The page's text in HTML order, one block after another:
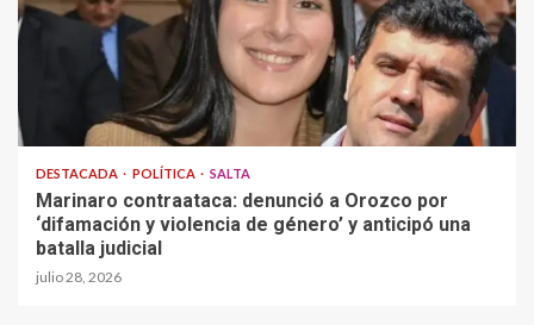
DESTACADA POLÍTICA SALTA
Marinaro contraataca: denunció a Orozco por
‘difamación y violencia de género’ y anticipó una
batalla judicial
julio 28, 2026